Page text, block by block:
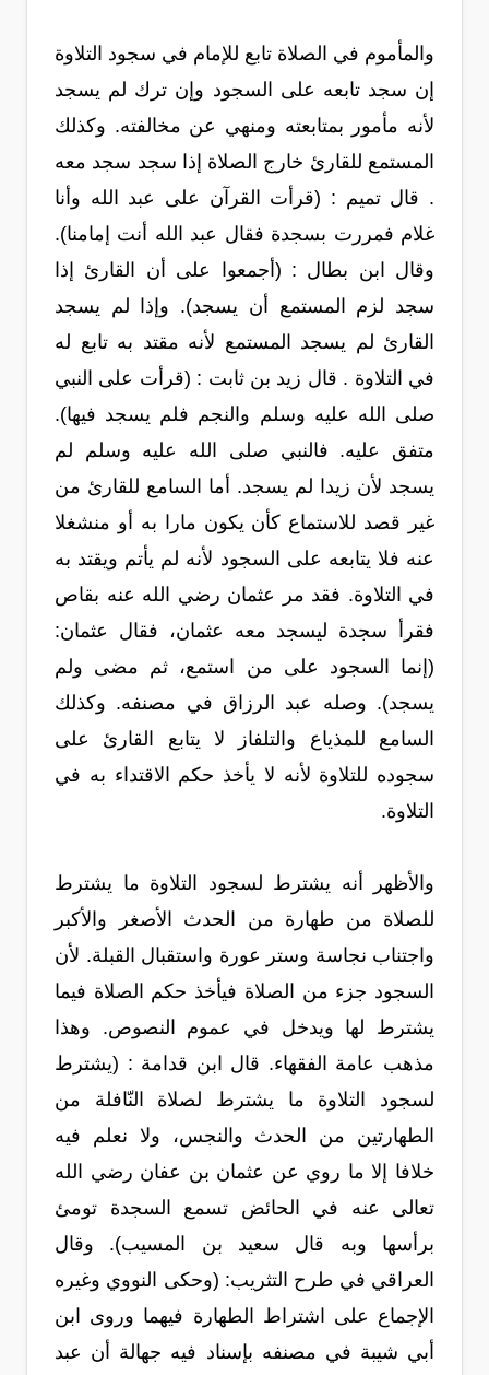
والمأموم في الصلاة تابع للإمام في سجود التلاوة
إن سجد تابعه على السجود وإن ترك لم يسجد
لأنه مأمور بمتابعته ومنهي عن مخالفته. وكذلك
المستمع للقارئ خارج الصلاة إذا سجد سجد معه
. قال تميم : (قرأت القرآن على عبد الله وأنا
غلام فمررت بسجدة فقال عبد الله أنت إمامنا).
وقال ابن بطال : (أجمعوا على أن القارئ إذا
سجد لزم المستمع أن يسجد). وإذا لم يسجد
القارئ لم يسجد المستمع لأنه مقتد به تابع له
في التلاوة . قال زيد بن ثابت : (قرأت على النبي
صلى الله عليه وسلم والنجم فلم يسجد فيها).
متفق عليه. فالنبي صلى الله عليه وسلم لم
يسجد لأن زيدا لم يسجد. أما السامع للقارئ من
غير قصد للاستماع كأن يكون مارا به أو منشغلا
عنه فلا يتابعه على السجود لأنه لم يأتم ويقتد به
في التلاوة. فقد مر عثمان رضي الله عنه بقاص
فقرأ سجدة ليسجد معه عثمان، فقال عثمان:
(إنما السجود على من استمع، ثم مضى ولم
يسجد). وصله عبد الرزاق في مصنفه. وكذلك
السامع للمذياع والتلفاز لا يتابع القارئ على
سجوده للتلاوة لأنه لا يأخذ حكم الاقتداء به في
التلاوة.
والأظهر أنه يشترط لسجود التلاوة ما يشترط
للصلاة من طهارة من الحدث الأصغر والأكبر
واجتناب نجاسة وستر عورة واستقبال القبلة. لأن
السجود جزء من الصلاة فيأخذ حكم الصلاة فيما
يشترط لها ويدخل في عموم النصوص. وهذا
مذهب عامة الفقهاء. قال ابن قدامة : (يشترط
لسجود التلاوة ما يشترط لصلاة النّافلة من
الطهارتين من الحدث والنجس، ولا نعلم فيه
خلافا إلا ما روي عن عثمان بن عفان رضي الله
تعالى عنه في الحائض تسمع السجدة تومئ
برأسها وبه قال سعيد بن المسيب). وقال
العراقي في طرح التثريب: (وحكى النووي وغيره
الإجماع على اشتراط الطهارة فيهما وروى ابن
أبي شيبة في مصنفه بإسناد فيه جهالة أن عبد